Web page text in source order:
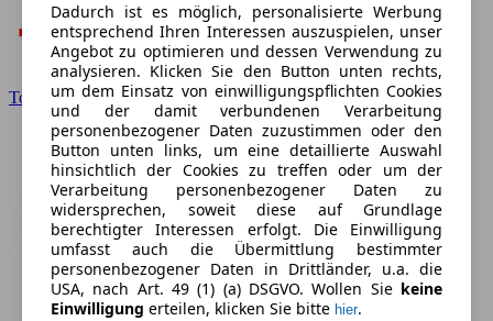
Toyota
Dadurch ist es möglich, personalisierte Werbung
entsprechend Ihren Interessen auszuspielen, unser
Angebot zu optimieren und dessen Verwendung zu
analysieren. Klicken Sie den Button unten rechts,
um dem Einsatz von einwilligungspflichten Cookies
und der damit verbundenen Verarbeitung
personenbezogener Daten zuzustimmen oder den
Button unten links, um eine detaillierte Auswahl
hinsichtlich der Cookies zu treffen oder um der
Verarbeitung personenbezogener Daten zu
widersprechen, soweit diese auf Grundlage
berechtigter Interessen erfolgt. Die Einwilligung
umfasst auch die Übermittlung bestimmter
personenbezogener Daten in Drittländer, u.a. die
USA, nach Art. 49 (1) (a) DSGVO. Wollen Sie keine
Einwilligung erteilen, klicken Sie bitte hier.